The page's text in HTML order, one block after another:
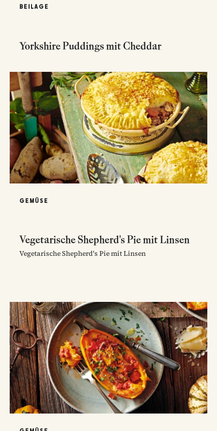
BEILAGE
Yorkshire Puddings mit Cheddar
GEMÜSE
Vegetarische Shepherd's Pie mit Linsen
Vegetarische Shepherd's Pie mit Linsen